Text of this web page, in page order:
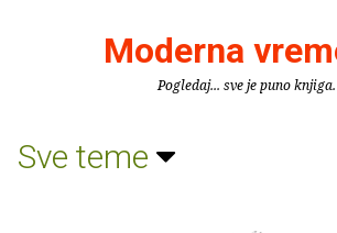
Moderna
Pogledaj... sve je puno knjiga.
Sve teme